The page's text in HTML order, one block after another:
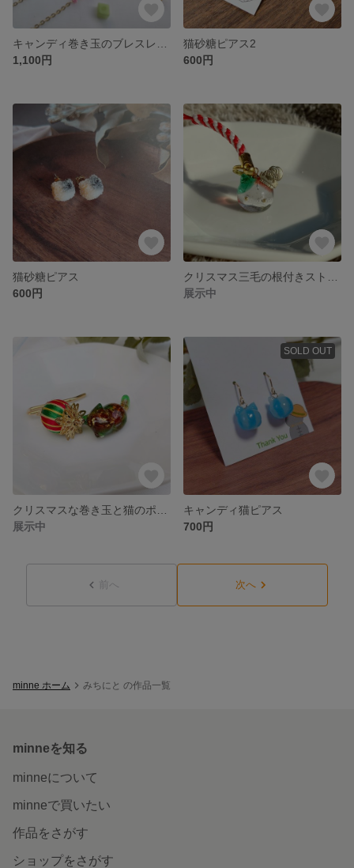
1,100円
猫砂糖ピアス2
600円
猫砂糖ピアス
600円
展示中
展示中
SOLD OUT
キャンディ猫ピアス
700円
前へ 次へ
minne ホーム みちにと の作品一覧
minneを知る
minneについて
minneで買いたい
作品をさがす
ショップをさがす